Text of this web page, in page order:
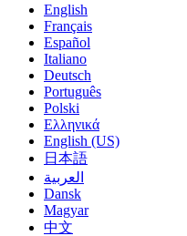
English
Français
Español
Italiano
Deutsch
Português
Polski
Ελληνικά
English (US)
日本語
العربية
Dansk
Magyar
中文